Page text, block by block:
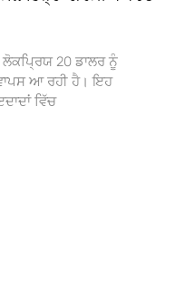
ਲੋਕਪ੍ਰਿਯ 20 ਡਾਲਰ ਨੂੰ
ਆ ਰਹੀ ਹੈ। ਇਹ
ਵਿੱਚ